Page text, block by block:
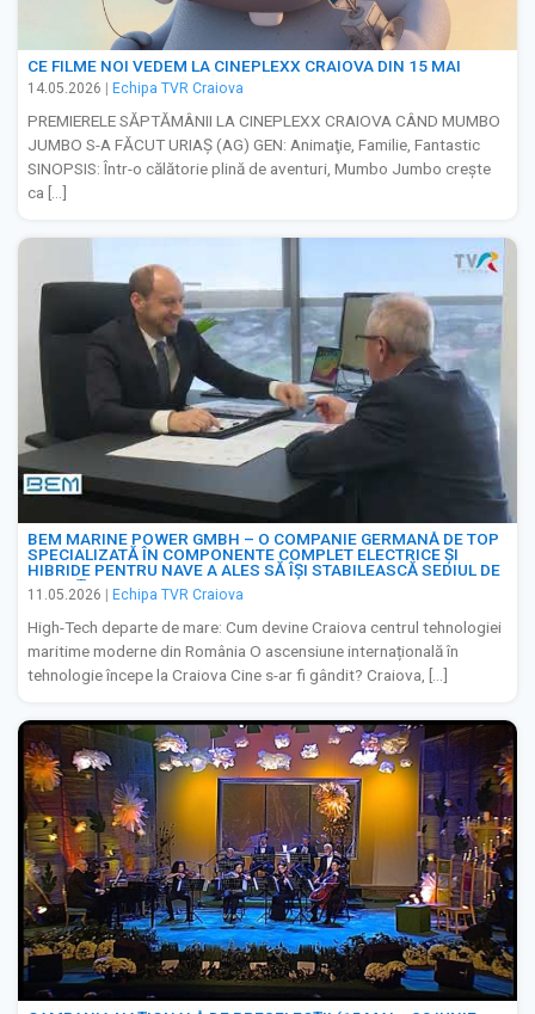
CE FILME NOI VEDEM LA CINEPLEXX CRAIOVA DIN 15 MAI
14.05.2026 Echipa TVR Craiova
PREMIERELE SĂPTĂMÂNII LA CINEPLEXX CRAIOVA CÂND MUMBO
JUMBO S-A FĂCUT URIAȘ (AG) GEN: Animaţie, Familie, Fantastic
SINOPSIS: Într-o călătorie plină de aventuri, Mumbo Jumbo crește
ca […]
BEM MARINE POWER GMBH – O COMPANIE GERMANĂ DE TOP
SPECIALIZATĂ ÎN COMPONENTE COMPLET ELECTRICE ȘI
HIBRIDE PENTRU NAVE A ALES SĂ ÎȘI STABILEASCĂ SEDIUL DE
INOVAȚIE LA CRAIOVA.
11.05.2026 Echipa TVR Craiova
High-Tech departe de mare: Cum devine Craiova centrul tehnologiei
maritime moderne din România O ascensiune internațională în
tehnologie începe la Craiova Cine s-ar fi gândit? Craiova, […]